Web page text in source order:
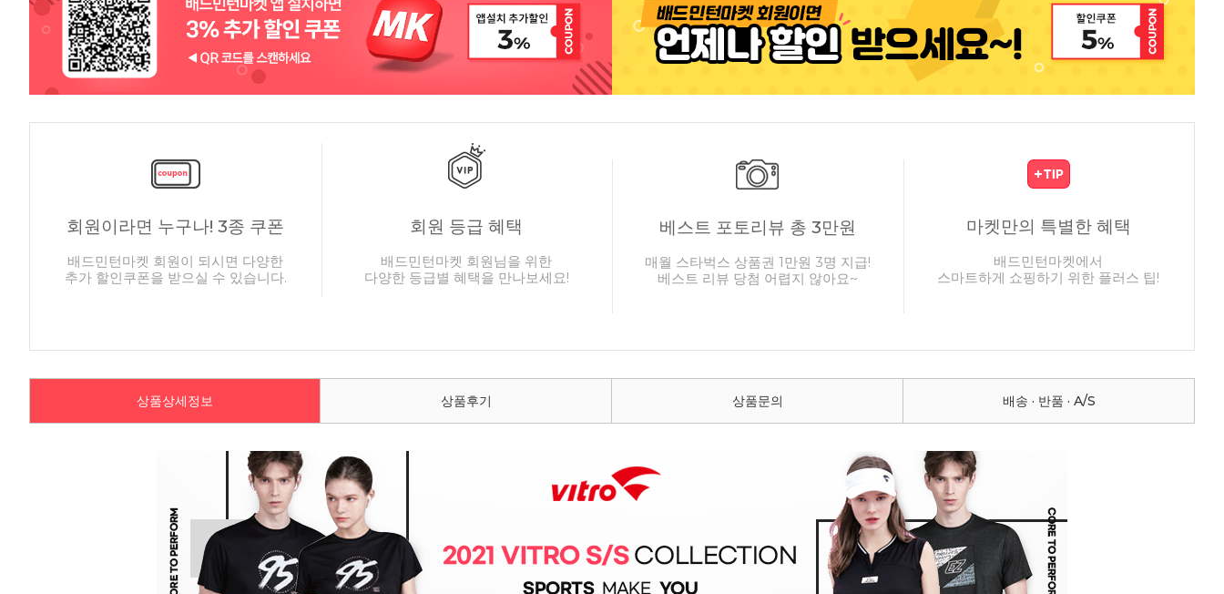
회원이라면 누구나! 3종 쿠폰
배드민턴마켓 회원이 되시면 다양한
추가 할인쿠폰을 받으실 수 있습니다.
회원 등급 혜택
배드민턴마켓 회원님을 위한
다양한 등급별 혜택을 만나보세요!
베스트 포토리뷰 총 3만원
매월 스타벅스 상품권 1만원 3명 지급!
베스트 리뷰 당첨 어렵지 않아요~
마켓만의 특별한 혜택
배드민턴마켓에서
스마트하게 쇼핑하기 위한 플러스 팁!
상품상세정보 상품후기 상품문의 배송 · 반품 · A/S